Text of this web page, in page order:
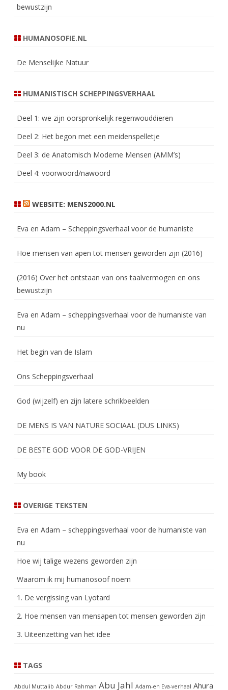
bewustzijn
HUMANOSOFIE.NL
De Menselijke Natuur
HUMANISTISCH SCHEPPINGSVERHAAL
Deel 1: we zijn oorspronkelijk regenwouddieren
Deel 2: Het begon met een meidenspelletje
Deel 3: de Anatomisch Moderne Mensen (AMM’s)
Deel 4: voorwoord/nawoord
WEBSITE: MENS2000.NL
Eva en Adam – Scheppingsverhaal voor de humaniste
Hoe mensen van apen tot mensen geworden zijn (2016)
(2016) Over het ontstaan van ons taalvermogen en ons
bewustzijn
Eva en Adam – scheppingsverhaal voor de humaniste van
nu
Het begin van de Islam
Ons Scheppingsverhaal
God (wijzelf) en zijn latere schrikbeelden
DE MENS IS VAN NATURE SOCIAAL (DUS LINKS)
DE BESTE GOD VOOR DE GOD-VRIJEN
My book
OVERIGE TEKSTEN
Eva en Adam – scheppingsverhaal voor de humaniste van
nu
Hoe wij talige wezens geworden zijn
Waarom ik mij humanosoof noem
1. De vergissing van Lyotard
2. Hoe mensen van mensapen tot mensen geworden zijn
3. Uiteenzetting van het idee
TAGS
Abdul Muttalib Abdur Rahman Abu Jahl Adam-en Eva-verhaal Ahura